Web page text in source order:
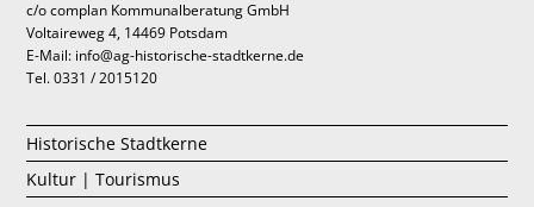
c/o complan Kommunalberatung GmbH
Voltaireweg 4, 14469 Potsdam
E-Mail: info@ag-historische-stadtkerne.de
Tel. 0331 / 2015120
Historische Stadtkerne
Kultur | Tourismus